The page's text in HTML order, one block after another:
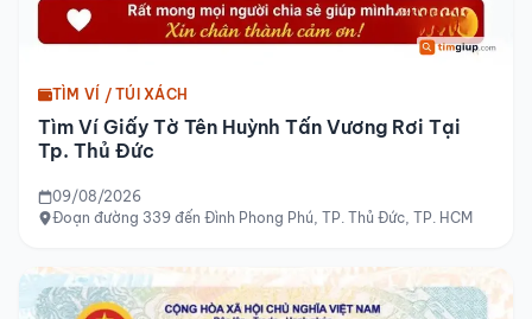
TÌM VÍ / TÚI XÁCH
Tìm Ví Giấy Tờ Tên Huỳnh Tấn Vương Rơi Tại
Tp. Thủ Đức
09/08/2026
Đoạn đường 339 đến Đình Phong Phú, TP. Thủ Đức, TP. HCM